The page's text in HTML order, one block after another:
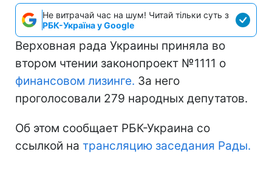
Не витрачай час на шум! Читай тільки суть з
РБК-Україна у Google
Верховная рада Украины приняла во
втором чтении законопроект №1111 о
финансовом лизинге. За него
проголосовали 279 народных депутатов.
Об этом сообщает РБК-Украина со
ссылкой на трансляцию заседания Рады.